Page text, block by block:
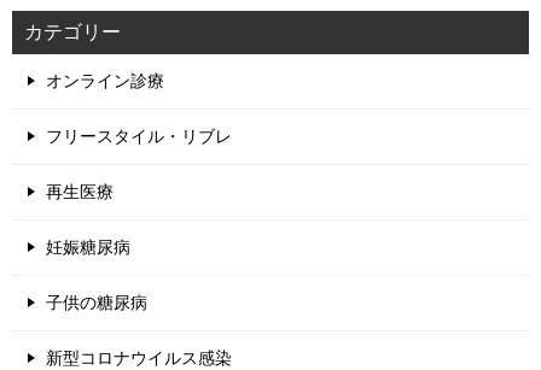
カテゴリー
オンライン診療
フリースタイル・リブレ
再生医療
妊娠糖尿病
子供の糖尿病
新型コロナウイルス感染